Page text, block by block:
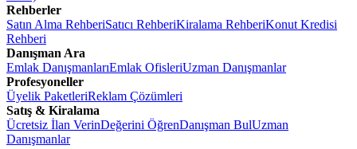
Rehberler
Satın Alma RehberiSatıcı RehberiKiralama RehberiKonut Kredisi
Rehberi
Danışman Ara
Emlak DanışmanlarıEmlak OfisleriUzman Danışmanlar
Profesyoneller
Üyelik PaketleriReklam Çözümleri
Satış & Kiralama
Ücretsiz İlan VerinDeğerini ÖğrenDanışman BulUzman
Danışmanlar